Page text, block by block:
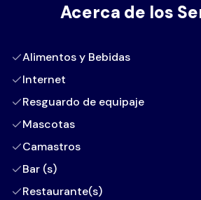
Acerca de los
Alimentos y Bebidas
Internet
Resguardo de equipaje
Mascotas
Camastros
Bar (s)
Restaurante(s)